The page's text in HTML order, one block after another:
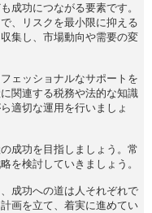
成功につながる要素です。
、リスクを最小限に抑える
集し、市場動向や需要の変
ェッショナルなサポートを
関連する税務や法的な知識
適切な運用を行いましょ
成功を目指しましょう。常
を検討していきましょう。
成功への道は人それぞれで
画を立て、着実に進めてい